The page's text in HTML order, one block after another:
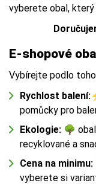
vyberete obal, který
E-shopové
Vybírejte podlo
Rychlost balení:
pomůcky pro
Ekologie: 🌳
recyklované a
Cena na minimu:
vyberete si